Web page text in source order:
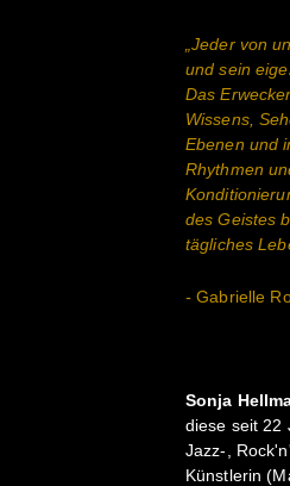
„Jeder von
und sein
Das
Wissens,
Ebenen und
Rhythmen
des Geistes
tägliches
- Gabrielle
Sonja
diese seit 22
Jazz-,
Künstlerin